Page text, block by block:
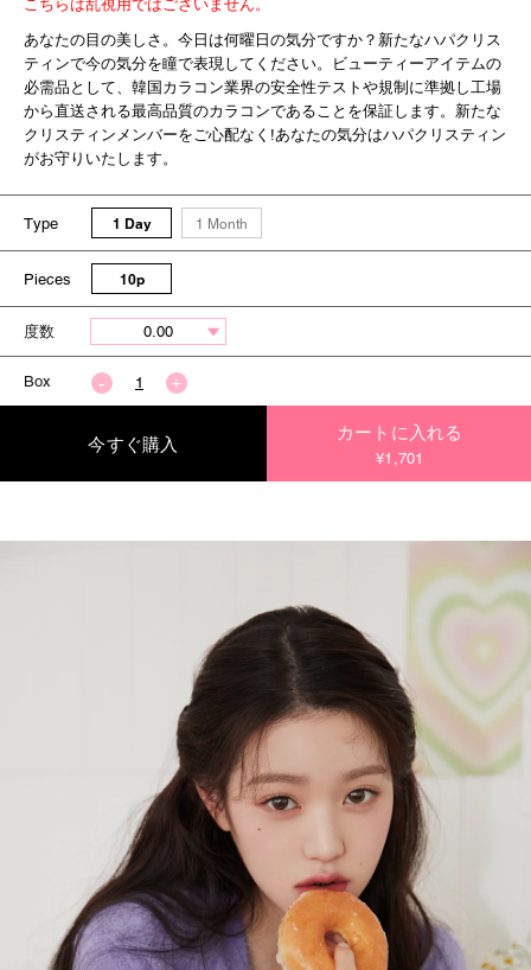
こちらは乱視用ではございません。
あなたの目の美しさ。今日は何曜日の気分ですか？新たなハパクリス
ティンで今の気分を瞳で表現してください。ビューティーアイテムの
必需品として、韓国カラコン業界の安全性テストや規制に準拠し工場
から直送される最高品質のカラコンであることを保証します。新たな
クリスティンメンバーをご心配なく!あなたの気分はハパクリスティン
がお守りいたします。
Type 1 Day 1 Month
Pieces 10p
度数
Box
今すぐ購入
カートに入れる
¥1,701